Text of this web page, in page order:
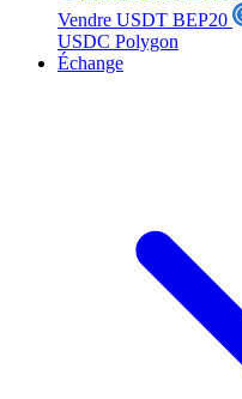
Vendre USDT BEP20
USDC Polygon
Échange